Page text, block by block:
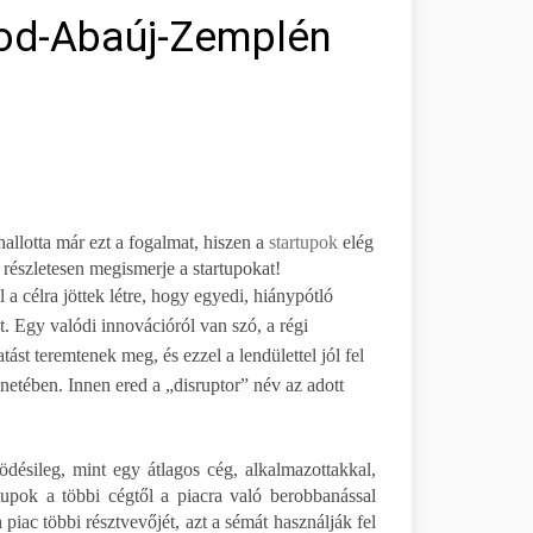
Abaúj-Zemplén
már ezt a fogalmat, hiszen a startupok elég
megismerje a startupokat!
célra jöttek létre, hogy egyedi, hiánypótló
Egy valódi innovációról van szó, a régi
teremtenek meg, és ezzel a lendülettel jól fel
Innen ered a „disruptor” név az adott
mint egy átlagos cég, alkalmazottakkal,
a többi cégtől a piacra való berobbanással
többi résztvevőjét, azt a sémát használják fel